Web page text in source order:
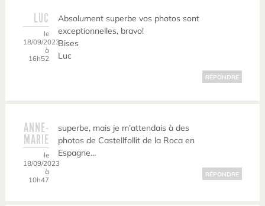
LUC
le
18/09/2023
à
16h52
Absolument superbe vos photos sont
exceptionnelles, bravo!
Bises
Luc
RÉPONDRE
ANNE-
MARIE
le
18/09/2023
à
10h47
superbe, mais je m’attendais à des
photos de Castellfollit de la Roca en
Espagne…
RÉPONDRE